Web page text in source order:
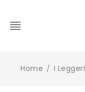
Home / I Leggeri